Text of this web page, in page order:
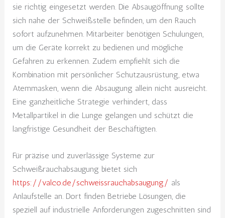
sie richtig eingesetzt werden. Die Absaugöffnung sollte
sich nahe der Schweißstelle befinden, um den Rauch
sofort aufzunehmen. Mitarbeiter benötigen Schulungen,
um die Geräte korrekt zu bedienen und mögliche
Gefahren zu erkennen. Zudem empfiehlt sich die
Kombination mit persönlicher Schutzausrüstung, etwa
Atemmasken, wenn die Absaugung allein nicht ausreicht.
Eine ganzheitliche Strategie verhindert, dass
Metallpartikel in die Lunge gelangen und schützt die
langfristige Gesundheit der Beschäftigten.
Für präzise und zuverlässige Systeme zur
Schweißrauchabsaugung bietet sich
https://valco.de/schweissrauchabsaugung/ als
Anlaufstelle an. Dort finden Betriebe Lösungen, die
speziell auf industrielle Anforderungen zugeschnitten sind